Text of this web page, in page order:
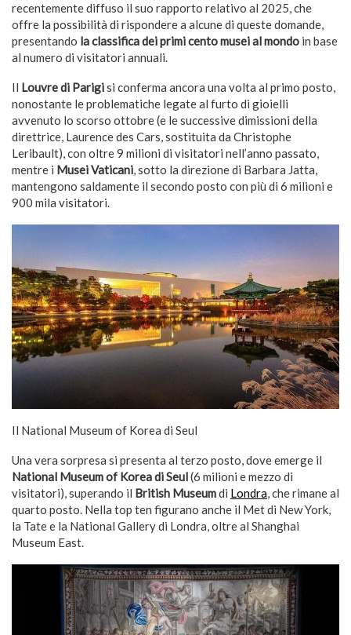
recentemente diffuso il suo rapporto relativo al 2025, che
offre la possibilità di rispondere a alcune di queste domande,
presentando la classifica dei primi cento musei al mondo in base
al numero di visitatori annuali.
Il Louvre di Parigisi conferma ancora una volta al primo posto,
nonostante le problematiche legate al furto di gioielli
avvenuto lo scorso ottobre (e le successive dimissioni della
direttrice, Laurence des Cars, sostituita da Christophe
Leribault), con oltre 9 milioni di visitatori nell’anno passato,
mentre i Musei Vaticani, sotto la direzione di Barbara Jatta,
mantengono saldamente il secondo posto con più di 6 milioni e
900 mila visitatori.
Il National Museum of Korea di Seul
Una vera sorpresa si presenta al terzo posto, dove emerge il
National Museum of Korea di Seul(6 milioni e mezzo di
visitatori), superando il British Museumdi Londra, che rimane al
quarto posto. Nella top ten figurano anche il Met di New York,
la Tate e la National Gallery di Londra, oltre al Shanghai
Museum East.